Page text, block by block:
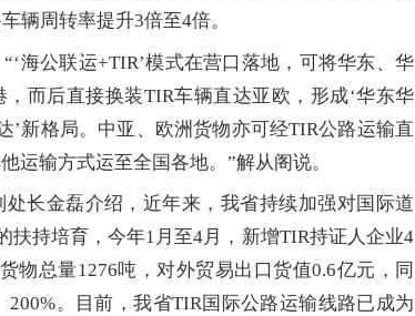
辆周转率提升3倍至4倍。
公联运+TIR’模式在营口落地，可将华东、华
而后直接换装TIR车辆直达亚欧，形成‘华东华
’新格局。中亚、欧洲货物亦可经TIR公路运输直
运输方式运至全国各地。”解从阁说。
金磊介绍，近年来，我省持续加强对国际道
扶持培育，今年1月至4月，新增TIR持证人企业4
物总量1276吨，对外贸易出口货值0.6亿元，同
200%。目前，我省TIR国际公路运输线路已成为